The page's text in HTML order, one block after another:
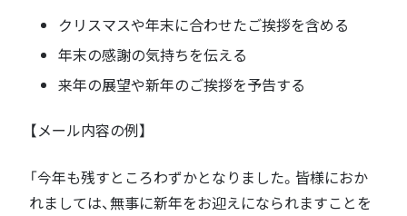
クリスマスや年末に合わせたご挨拶を含める
年末の感謝の気持ちを伝える
来年の展望や新年のご挨拶を予告する
【メール内容の例】
「今年も残すところわずかとなりました。皆様におか
れましては、無事に新年をお迎えになられますことを